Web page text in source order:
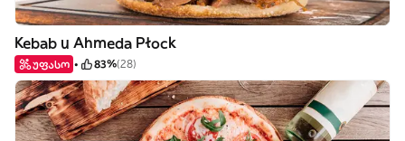
Kebab u Ahmeda Płock
უფასო 83%(28)